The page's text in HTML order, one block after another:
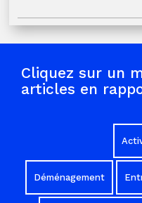
Cliquez sur un
articles en
Déménagement